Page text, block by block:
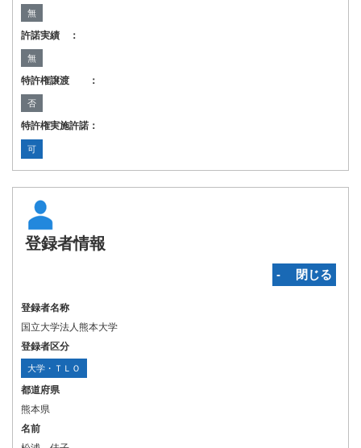
無
許諾実績 ：
無
特許権譲渡 ：
否
特許権実施許諾：
可
登録者情報
‐ 閉じる
登録者名称
国立大学法人熊本大学
登録者区分
大学・ＴＬＯ
都道府県
熊本県
名前